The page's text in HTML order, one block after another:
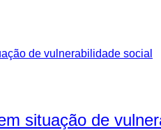
situação de